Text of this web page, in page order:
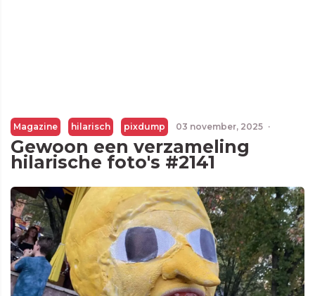
Magazine hilarisch pixdump 03 november, 2025 ·
Gewoon een verzameling
hilarische foto's #2141